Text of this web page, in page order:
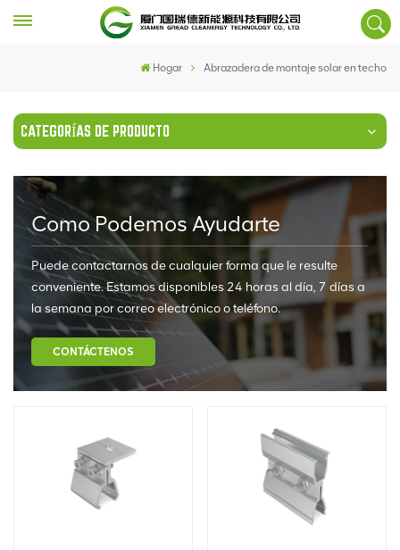
Hogar Abrazadera de montaje solar en techo
CATEGORÍAS DE PRODUCTO
Como Podemos Ayudarte
Puede contactarnos de cualquier forma que le resulte
conveniente. Estamos disponibles 24 horas al día, 7 días a
la semana por correo electrónico o teléfono.
CONTÁCTENOS